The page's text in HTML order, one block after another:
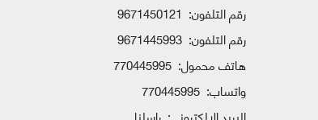
رقم التلفون: 9671450121
رقم التلفون: 9671445993
هاتف محمول: 770445995
واتساب: 770445995